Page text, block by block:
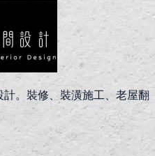
。裝修、裝潢施工、老屋翻